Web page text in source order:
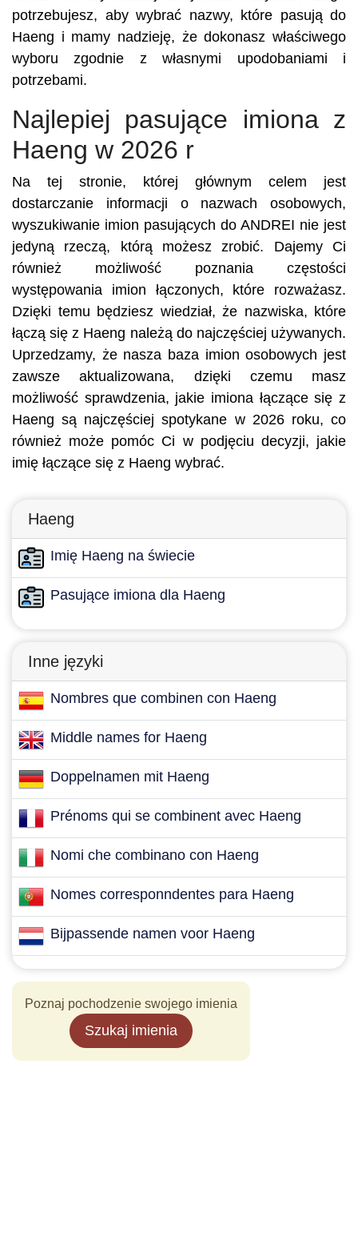
potrzebujesz, aby wybrać nazwy, które pasują do
Haeng i mamy nadzieję, że dokonasz właściwego
wyboru zgodnie z własnymi upodobaniami i
potrzebami.
Najlepiej pasujące imiona z
Haeng w 2026 r
Na tej stronie, której głównym celem jest
dostarczanie informacji o nazwach osobowych,
wyszukiwanie imion pasujących do ANDREI nie jest
jedyną rzeczą, którą możesz zrobić. Dajemy Ci
również możliwość poznania częstości
występowania imion łączonych, które rozważasz.
Dzięki temu będziesz wiedział, że nazwiska, które
łączą się z Haeng należą do najczęściej używanych.
Uprzedzamy, że nasza baza imion osobowych jest
zawsze aktualizowana, dzięki czemu masz
możliwość sprawdzenia, jakie imiona łączące się z
Haeng są najczęściej spotykane w 2026 roku, co
również może pomóc Ci w podjęciu decyzji, jakie
imię łączące się z Haeng wybrać.
Haeng
Imię Haeng na świecie
Pasujące imiona dla Haeng
Inne języki
Nombres que combinen con Haeng
Middle names for Haeng
Doppelnamen mit Haeng
Prénoms qui se combinent avec Haeng
Nomi che combinano con Haeng
Nomes corresponndentes para Haeng
Bijpassende namen voor Haeng
Poznaj pochodzenie swojego imienia
Szukaj imienia